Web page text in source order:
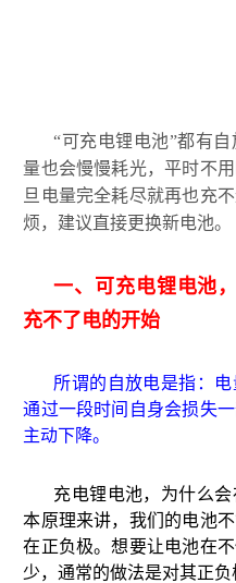
“可充电锂电池”都有
量也会慢慢耗光，平时不
旦电量完全耗尽就再也充
烦，建议直接更换新电池。
一、可充电锂电池
充不了电的开始
所谓的自放电是指：
通过一段时间自身会损失
主动下降。
充电锂电池，为什么
本原理来讲，我们的电池
在正负极。想要让电池在
少，通常的做法是对其正